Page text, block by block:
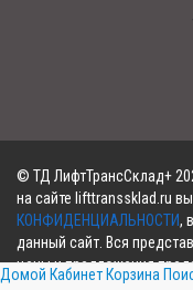
© ТД ЛифтТрансСклад+
на сайте lifttranssklad.ru
КОНФИДЕНЦИАЛЬНОСТИ,
данный сайт. Вся
цены и предложения
Домой Кабинет Корзина